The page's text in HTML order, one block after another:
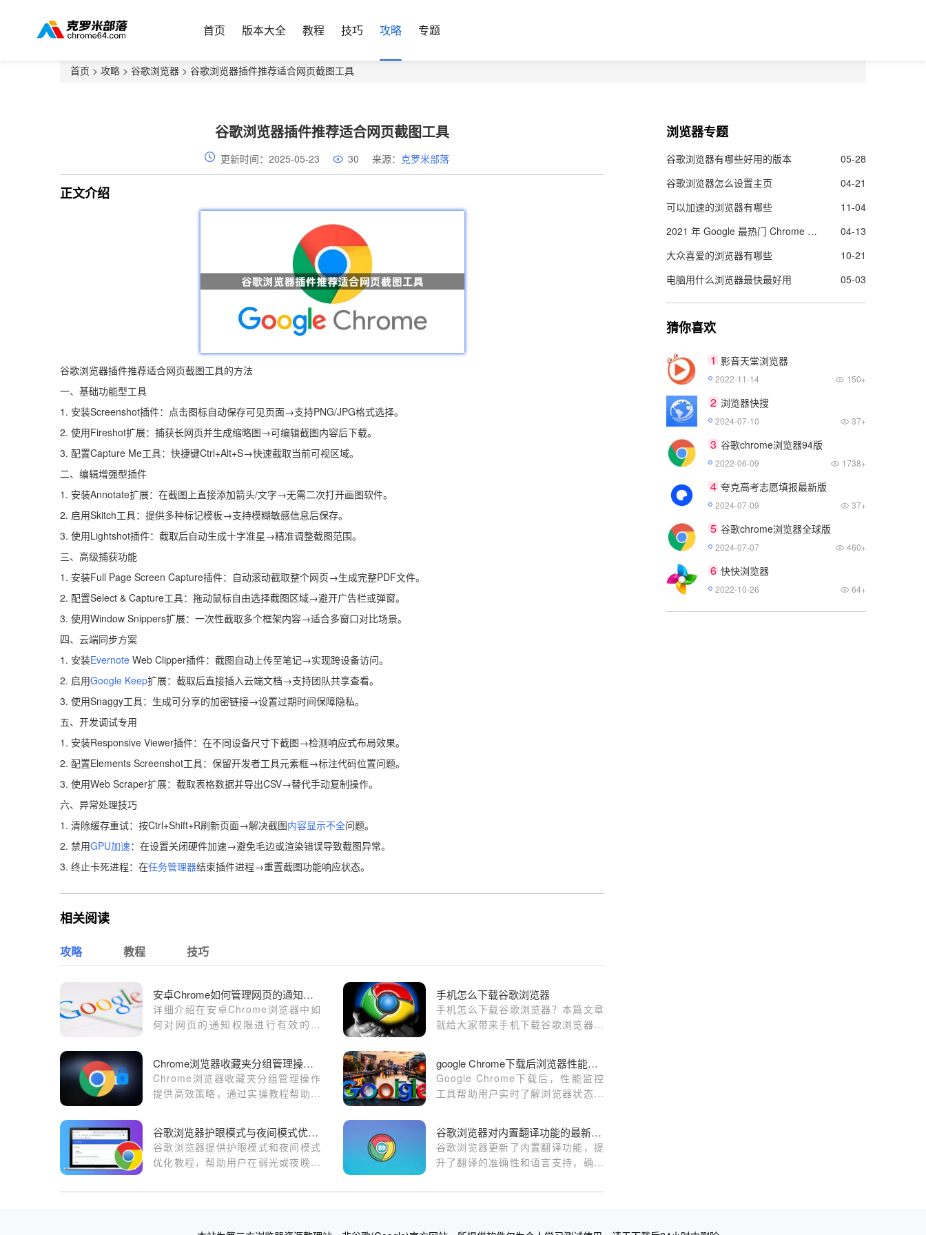
首页 版本大全 教程 技巧 攻略 专题
首页 > 攻略 > 谷歌浏览器 > 谷歌浏览器插件推荐适合网页截图工具
谷歌浏览器插件推荐适合网页截图工具
更新时间：2025-05-23 30 来源： 克罗米部落
正文介绍
谷歌浏览器插件推荐适合网页截图工具的方法
一、基础功能型工具
1. 安装Screenshot插件：点击图标自动保存可见页面→支持PNG/JPG格式选择。
2. 使用Fireshot扩展：捕获长网页并生成缩略图→可编辑截图内容后下载。
3. 配置Capture Me工具：快捷键Ctrl+Alt+S→快速截取当前可视区域。
二、编辑增强型插件
1. 安装Annotate扩展：在截图上直接添加箭头/文字→无需二次打开画图软件。
2. 启用Skitch工具：提供多种标记模板→支持模糊敏感信息后保存。
3. 使用Lightshot插件：截取后自动生成十字准星→精准调整截图范围。
三、高级捕获功能
1. 安装Full Page Screen Capture插件：自动滚动截取整个网页→生成完整PDF文件。
2. 配置Select & Capture工具：拖动鼠标自由选择截图区域→避开广告栏或弹窗。
3. 使用Window Snippers扩展：一次性截取多个框架内容→适合多窗口对比场景。
四、云端同步方案
1. 安装Evernote Web Clipper插件：截图自动上传至笔记→实现跨设备访问。
2. 启用Google Keep扩展：截取后直接插入云端文档→支持团队共享查看。
3. 使用Snaggy工具：生成可分享的加密链接→设置过期时间保障隐私。
五、开发调试专用
1. 安装Responsive Viewer插件：在不同设备尺寸下截图→检测响应式布局效果。
2. 配置Elements Screenshot工具：保留开发者工具元素框→标注代码位置问题。
3. 使用Web Scraper扩展：截取表格数据并导出CSV→替代手动复制操作。
六、异常处理技巧
1. 清除缓存重试：按Ctrl+Shift+R刷新页面→解决截图内容显示不全问题。
2. 禁用GPU加速：在设置关闭硬件加速→避免毛边或渲染错误导致截图异常。
3. 终止卡死进程：在任务管理器结束插件进程→重置截图功能响应状态。
相关阅读
攻略 教程 技巧
安卓Chrome如何管理网页的通知权限
详细介绍在安卓Chrome浏览器中如
何对网页的通知权限进行有效的管
手机怎么下载谷歌浏览器
手机怎么下载谷歌浏览器？本篇文章
就给大家带来手机下载谷歌浏览器保
Chrome浏览器收藏夹分组管理操作高效策略实操教程
Chrome浏览器收藏夹分组管理操作
提供高效策略，通过实操教程帮助用
google Chrome下载后浏览器性能监控工具使用技巧
Google Chrome下载后，性能监控
工具帮助用户实时了解浏览器状态，
谷歌浏览器护眼模式与夜间模式优化教程
谷歌浏览器提供护眼模式和夜间模式
优化教程，帮助用户在弱光或夜晚环
同时提升浏览器使用体验和长时间操
谷歌浏览器对内置翻译功能的最新改进
谷歌浏览器更新了内置翻译功能，提
升了翻译的准确性和语言支持，确保
浏览器专题
谷歌浏览器有哪些好用的版本
05-28
谷歌浏览器怎么设置主页
04-21
可以加速的浏览器有哪些
11-04
2021 年 Google 最热门 Chrome 扩展程序名单出炉
04-13
大众喜爱的浏览器有哪些
10-21
电脑用什么浏览器最快最好用
05-03
猜你喜欢
1 影音天堂浏览器
2022-11-14 150+
2 浏览器快搜
2024-07-10 37+
3 谷歌chrome浏览器94版
2022-06-09 1738+
4 夸克高考志愿填报最新版
2024-07-09 37+
5 谷歌chrome浏览器全球版
2024-07-07 460+
6 快快浏览器
2022-10-26 64+